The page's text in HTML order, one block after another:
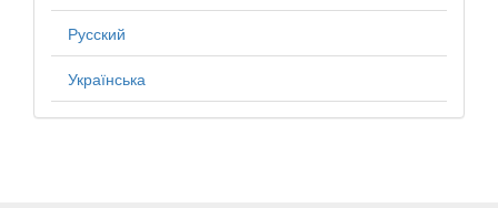
Русский
Українська